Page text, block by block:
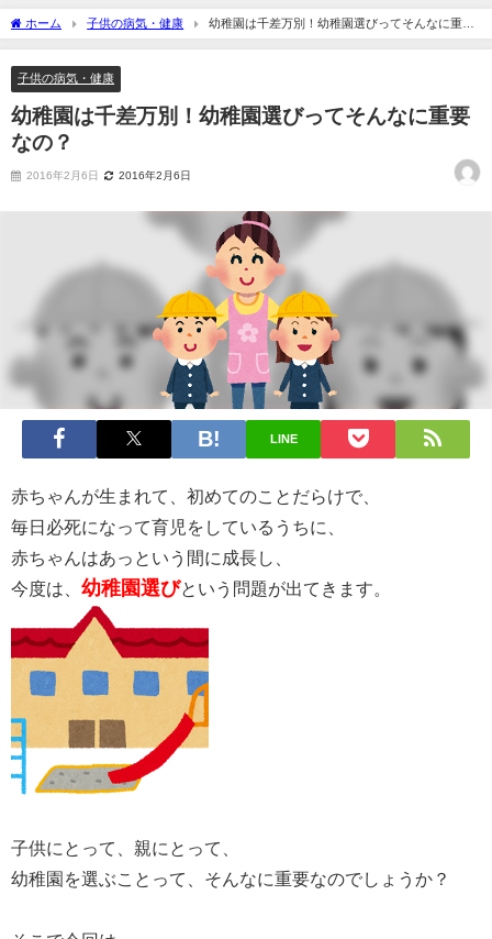
ホーム 子供の病気・健康
幼稚園は千差万別！幼稚園選びってそんなに重要
なの？
子供の病気・健康
幼稚園は千差万別！幼稚園選びってそんなに重要
なの？
2016年2月6日 2016年2月6日
LINE
赤ちゃんが生まれて、初めてのことだらけで、
毎日必死になって育児をしているうちに、
赤ちゃんはあっという間に成長し、
今度は、 幼稚園選びという問題が出てきます。
子供にとって、親にとって、
幼稚園を選ぶことって、そんなに重要なのでしょうか？